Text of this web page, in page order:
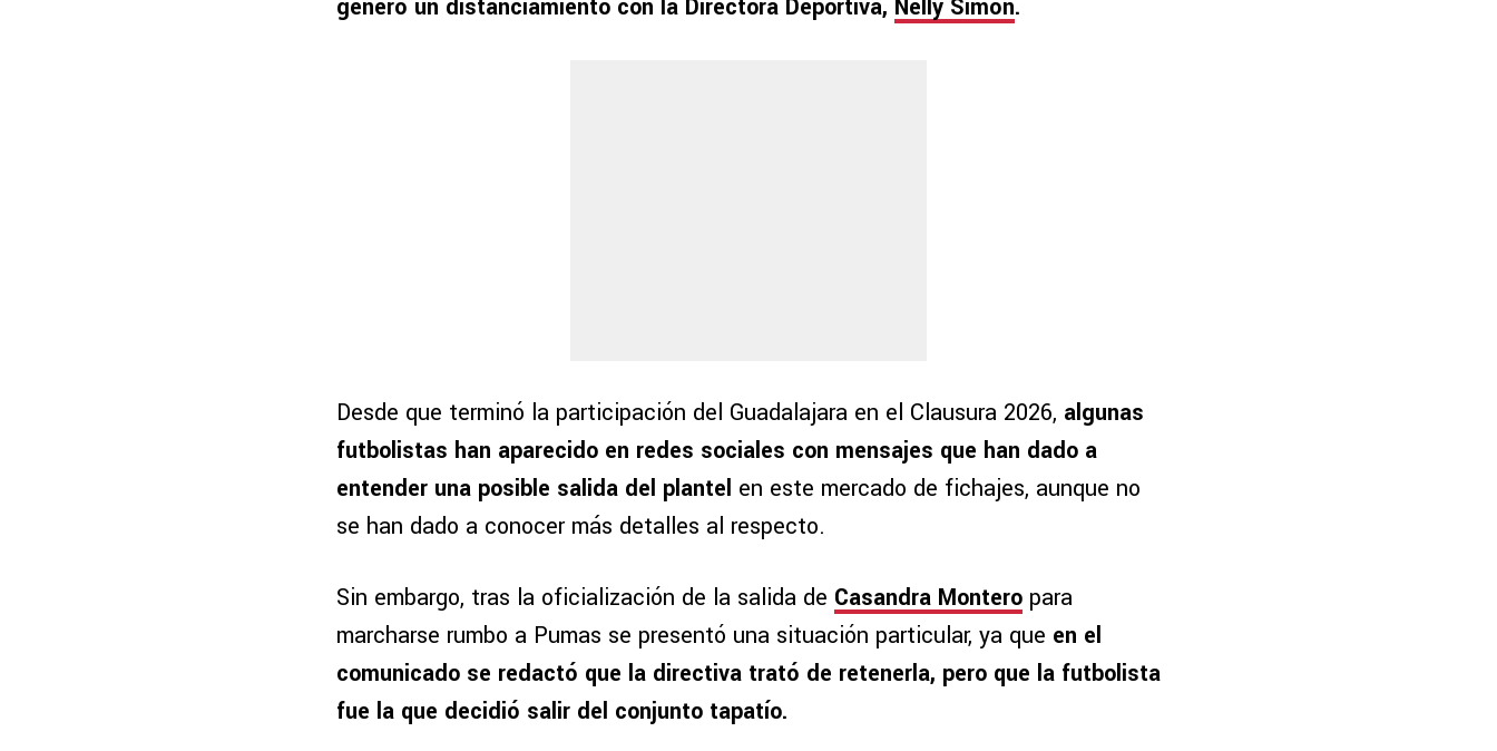
generó un distanciamiento con la Directora Deportiva, Nelly Simón.
Desde que terminó la participación del Guadalajara en el Clausura 2026, algunas
futbolistas han aparecido en redes sociales con mensajes que han dado a
entender una posible salida del plantel en este mercado de fichajes, aunque no
se han dado a conocer más detalles al respecto.
Sin embargo, tras la oficialización de la salida de Casandra Montero para
marcharse rumbo a Pumas se presentó una situación particular, ya que en el
comunicado se redactó que la directiva trató de retenerla, pero que la futbolista
fue la que decidió salir del conjunto tapatío.